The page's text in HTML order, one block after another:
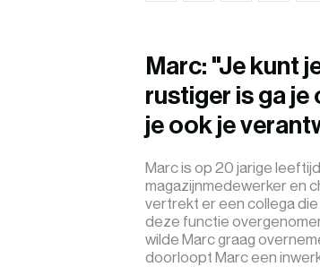
Marc: "Je kunt
rustiger is ga je
je ook je
Marc is op 20 jarige
magazijnmedewerker en
vertrekt er een collega
deze functie
wilde Marc graag
doorloopt Marc een